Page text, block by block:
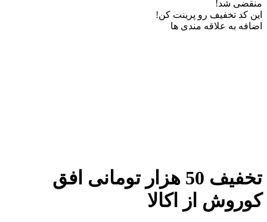
منقضی شد!
این کد تخفیف رو پرینت کن!
اضافه به علاقه مندی ها
تخفیف 50 هزار تومانی افق
کوروش از اکالا